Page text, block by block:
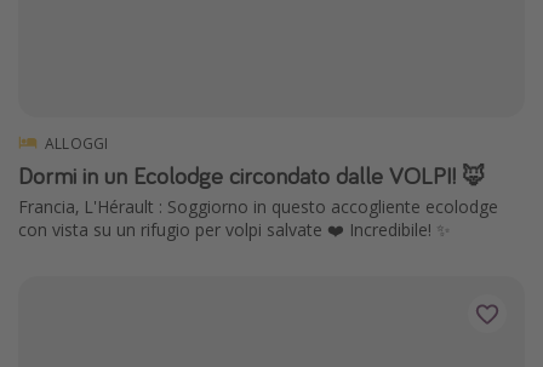
ALLOGGI
Dormi in un Ecolodge circondato dalle VOLPI! 🦊
Francia, L'Hérault : Soggiorno in questo accogliente ecolodge
con vista su un rifugio per volpi salvate ❤️ Incredibile! ✨